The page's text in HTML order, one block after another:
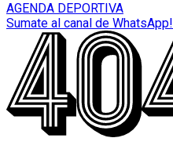
AGENDA DEPORTIVA
Sumate al canal de WhatsApp!